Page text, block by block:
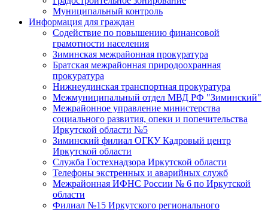
Муниципальный контроль
Информация для граждан
Содействие по повышению финансовой
грамотности населения
Зиминская межрайонная прокуратура
Братская межрайонная природоохранная
прокуратура
Нижнеудинская транспортная прокуратура
Межмуниципальный отдел МВД РФ "Зиминский"
Межрайонное управление министерства
социального развития, опеки и попечительства
Иркутской области №5
Зиминский филиал ОГКУ Кадровый центр
Иркутской области
Служба Гостехнадзора Иркутской области
Телефоны экстренных и аварийных служб
Межрайонная ИФНС России № 6 по Иркутской
области
Филиал №15 Иркутского регионального